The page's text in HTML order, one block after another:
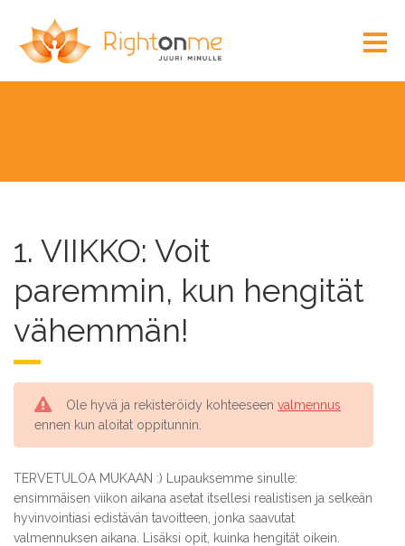
1. VIIKKO: Voit
paremmin, kun hengität
vähemmän!
Ole hyvä ja rekisteröidy kohteeseenvalmennus
ennen kun aloitat oppitunnin.
TERVETULOA MUKAAN :) Lupauksemme sinulle:
ensimmäisen viikon aikana asetat itsellesi realistisen ja selkeän
hyvinvointiasi edistävän tavoitteen, jonka saavutat
valmennuksen aikana. Lisäksi opit, kuinka hengität oikein.